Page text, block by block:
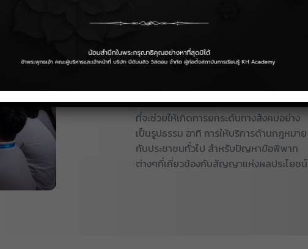
ดำเนินกิจกรรมด้าน
สาธารณประโยชน์
ที่จะช่วยให้เกิดการยกระดับทางสังคมอย่าง
เป็นรูปธรรม อาทิ การให้บริการด้านกฎหมาย
กับประชาชนทั่วไป สำหรับปัญหาข้อพิพาท
ต่างๆที่เกี่ยวข้องกับสัญญาแห่งผลประโยชน์